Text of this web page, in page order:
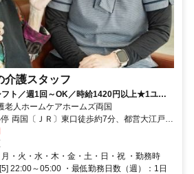
介護スタッフ
フト／週1回～OK／時給1420円以上★1ユニ
特養
人ホームケアホームズ両国
両国〔ＪＲ〕東口徒歩約7分、都営大江戸線
歩約10分、都営新宿線 森下（東京都）A2口
・火・水・木・金・土・日・祝 ・勤務時
22:00～05:00 ・最低勤務日数（週）：1日